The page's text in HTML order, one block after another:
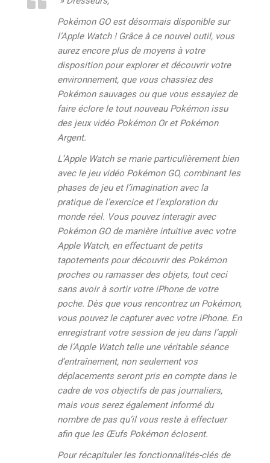
Pokémon GO est désormais disponible sur
l’Apple Watch ! Grâce à ce nouvel outil, vous
aurez encore plus de moyens à votre
disposition pour explorer et découvrir votre
environnement, que vous chassiez des
Pokémon sauvages ou que vous essayiez de
faire éclore le tout nouveau Pokémon issu
des jeux vidéo Pokémon OretPokémon
Argent.
L’Apple Watch se marie particulièrement bien
avec le jeu vidéo Pokémon GO, combinant les
phases de jeu et l’imagination avec la
pratique de l’exercice et l’exploration du
monde réel. Vous pouvez interagir avec
Pokémon GO de manière intuitive avec votre
Apple Watch, en effectuant de petits
tapotements pour découvrir des Pokémon
proches ou ramasser des objets, tout ceci
sans avoir à sortir votre iPhone de votre
poche. Dès que vous rencontrez un Pokémon,
vous pouvez le capturer avec votre iPhone. En
enregistrant votre session de jeu dans l’appli
de l’Apple Watch telle une véritable séance
d’entraînement, non seulement vos
déplacements seront pris en compte dans le
cadre de vos objectifs de pas journaliers,
mais vous serez également informé du
nombre de pas qu’il vous reste à effectuer
afin que les Œufs Pokémon éclosent.
Pour récapituler les fonctionnalités-clés de